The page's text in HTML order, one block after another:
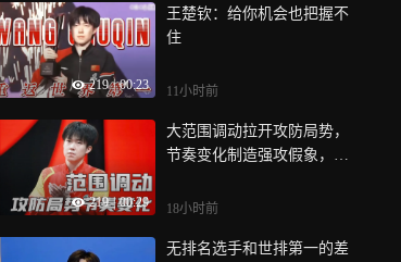
219 | 00:23
王楚钦：给你机会也把握不
住
11小时前
219 | 00:29
大范围调动拉开攻防局势，
节奏变化制造强攻假象，台
18小时前
无排名选手和世排第一的差